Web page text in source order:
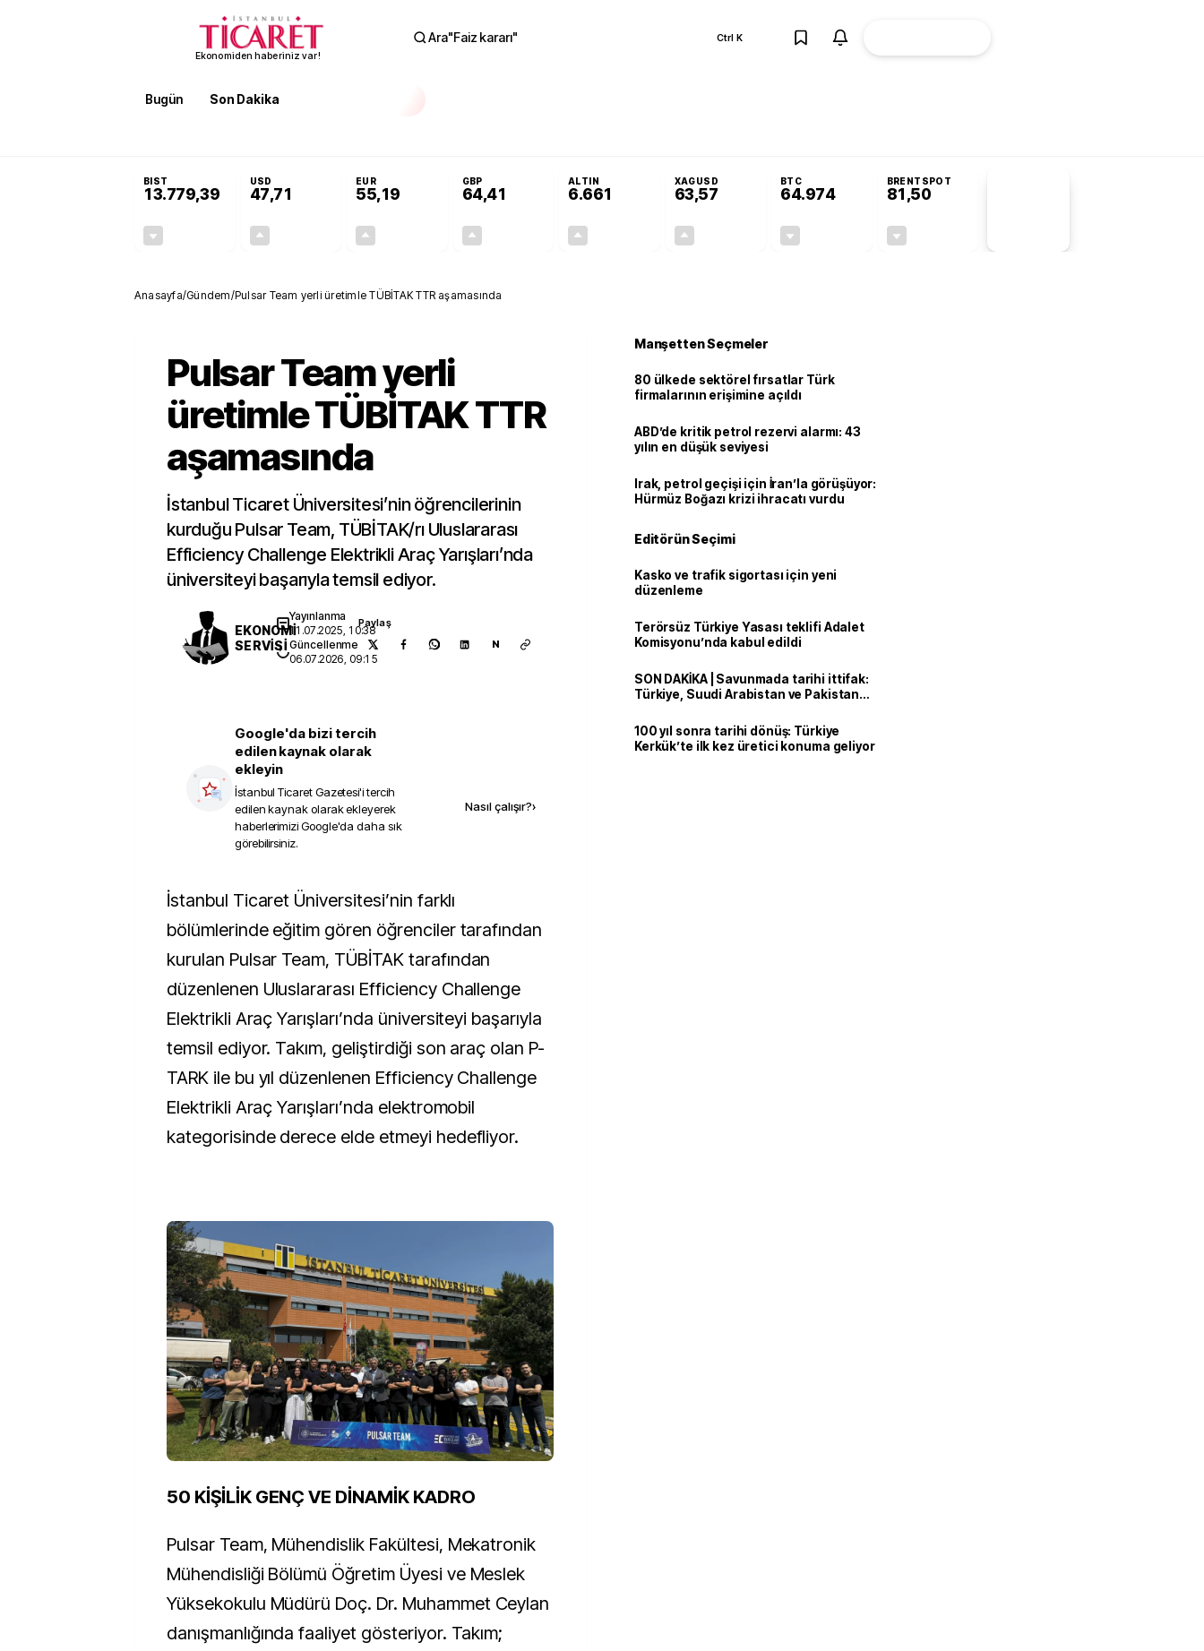
Ekonomiden haberiniz var!
Ara"Faiz kararı" Ctrl K
Bugün Son Dakika
BIST
13.779,39
USD
47,71
EUR
55,19
GBP
64,41
ALTIN
6.661
XAGUSD
63,57
BTC
64.974
BRENTSPOT
81,50
Anasayfa/Gündem/Pulsar Team yerli üretimle TÜBİTAK TTR aşamasında
Pulsar Team yerli
üretimle TÜBİTAK TTR
aşamasında
İstanbul Ticaret Üniversitesi’nin öğrencilerinin
kurduğu Pulsar Team, TÜBİTAK/rı Uluslararası
Efficiency Challenge Elektrikli Araç Yarışları’nda
üniversiteyi başarıyla temsil ediyor.
EKONOMİ
SERVİSİ
Yayınlanma
11.07.2025, 10:38
Güncellenme
06.07.2026, 09:15
Paylaş
N
Google'da bizi tercih
edilen kaynak olarak
ekleyin
İstanbul Ticaret Gazetesi'i tercih
edilen kaynak olarak ekleyerek
haberlerimizi Google'da daha sık
görebilirsiniz.
Nasıl çalışır?›
İstanbul Ticaret Üniversitesi’nin farklı
bölümlerinde eğitim gören öğrenciler tarafından
kurulan Pulsar Team, TÜBİTAK tarafından
düzenlenen Uluslararası Efficiency Challenge
Elektrikli Araç Yarışları’nda üniversiteyi başarıyla
temsil ediyor. Takım, geliştirdiği son araç olan P-
TARK ile bu yıl düzenlenen Efficiency Challenge
Elektrikli Araç Yarışları’nda elektromobil
kategorisinde derece elde etmeyi hedefliyor.
50 KİŞİLİK GENÇ VE DİNAMİK KADRO
Pulsar Team, Mühendislik Fakültesi, Mekatronik
Mühendisliği Bölümü Öğretim Üyesi ve Meslek
Yüksekokulu Müdürü Doç. Dr. Muhammet Ceylan
danışmanlığında faaliyet gösteriyor. Takım;
Manşetten Seçmeler
80 ülkede sektörel fırsatlar Türk
firmalarının erişimine açıldı
ABD’de kritik petrol rezervi alarmı: 43
yılın en düşük seviyesi
Irak, petrol geçişi için İran’la görüşüyor:
Hürmüz Boğazı krizi ihracatı vurdu
Editörün Seçimi
Kasko ve trafik sigortası için yeni
düzenleme
Terörsüz Türkiye Yasası teklifi Adalet
Komisyonu’nda kabul edildi
SON DAKİKA | Savunmada tarihi ittifak:
Türkiye, Suudi Arabistan ve Pakistan
100 yıl sonra tarihi dönüş: Türkiye
Kerkük’te ilk kez üretici konuma geliyor